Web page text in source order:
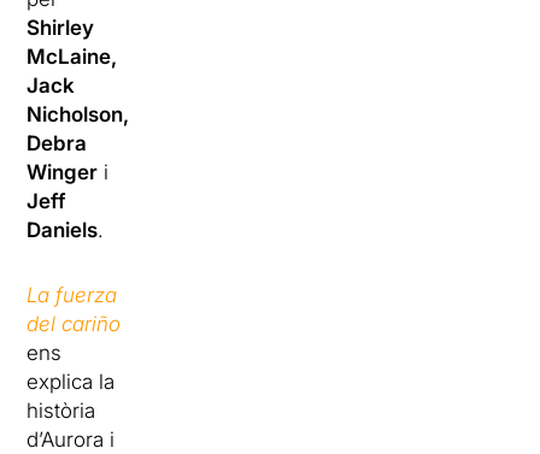
Shirley
McLaine,
Jack
Nicholson,
Debra
Winger i
Jeff
Daniels.
La fuerza
del cariño
ens
explica la
història
d’Aurora i